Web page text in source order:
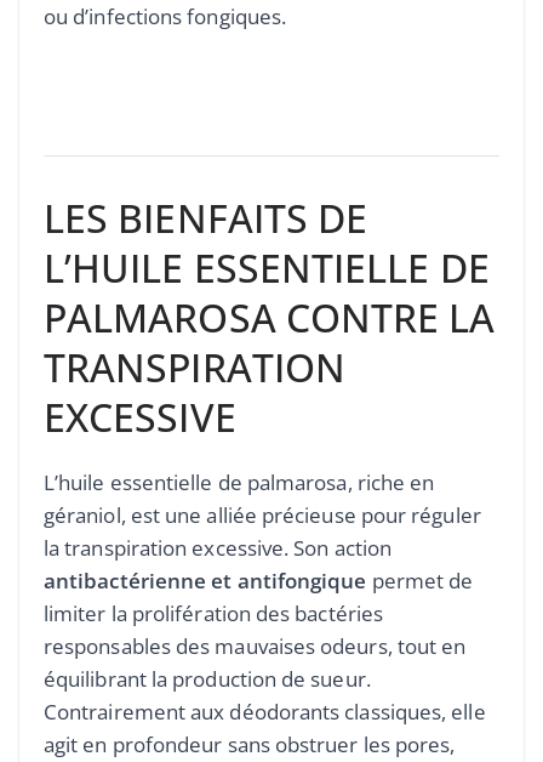
ou d’infections fongiques.
LES BIENFAITS DE
L’HUILE ESSENTIELLE DE
PALMAROSA CONTRE LA
TRANSPIRATION
EXCESSIVE
L’huile essentielle de palmarosa, riche en
géraniol, est une alliée précieuse pour réguler
la transpiration excessive. Son action
antibactérienne et antifongique permet de
limiter la prolifération des bactéries
responsables des mauvaises odeurs, tout en
équilibrant la production de sueur.
Contrairement aux déodorants classiques, elle
agit en profondeur sans obstruer les pores,